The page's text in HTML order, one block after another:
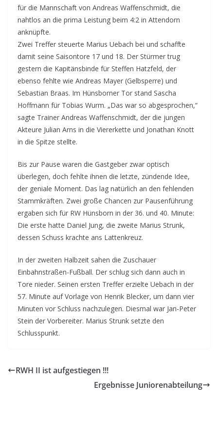
für die Mannschaft von Andreas Waffenschmidt, die
nahtlos an die prima Leistung beim 4:2 in Attendorn
anknüpfte.
Zwei Treffer steuerte Marius Uebach bei und schaffte
damit seine Saisontore 17 und 18. Der Stürmer trug
gestern die Kapitänsbinde für Steffen Hatzfeld, der
ebenso fehlte wie Andreas Mayer (Gelbsperre) und
Sebastian Braas. Im Hünsborner Tor stand Sascha
Hoffmann für Tobias Wurm. „Das war so abgesprochen,“
sagte Trainer Andreas Waffenschmidt, der die jungen
Akteure Julian Arns in die Viererkette und Jonathan Knott
in die Spitze stellte.
Bis zur Pause waren die Gastgeber zwar optisch
überlegen, doch fehlte ihnen die letzte, zündende Idee,
der geniale Moment. Das lag natürlich an den fehlenden
Stammkräften. Zwei große Chancen zur Pausenführung
ergaben sich für RW Hünsborn in der 36. und 40. Minute:
Die erste hatte Daniel Jung, die zweite Marius Strunk,
dessen Schuss krachte ans Lattenkreuz.
In der zweiten Halbzeit sahen die Zuschauer
Einbahnstraßen-Fußball. Der schlug sich dann auch in
Tore nieder. Seinen ersten Treffer erzielte Uebach in der
57. Minute auf Vorlage von Henrik Blecker, um dann vier
Minuten vor Schluss nachzulegen. Diesmal war Jan-Peter
Stein der Vorbereiter. Marius Strunk setzte den
Schlusspunkt.
RWH II ist aufgestiegen !!!
Ergebnisse Juniorenabteilung